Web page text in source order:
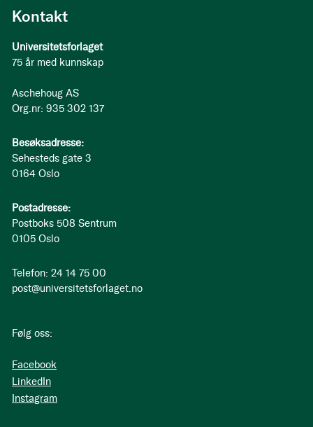
Kontakt
Universitetsforlaget
75 år med kunnskap
Aschehoug AS
Org.nr: 935 302 137
Besøksadresse:
Sehesteds gate 3
0164 Oslo
Postadresse:
Postboks 508 Sentrum
0105 Oslo
Telefon: 24 14 75 00
post@universitetsforlaget.no
Følg oss:
Facebook
LinkedIn
Instagram